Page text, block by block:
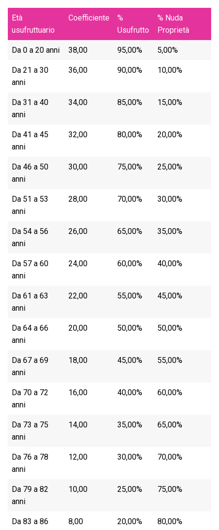
Età
usufruttuario
Coefficiente
%
Usufrutto
% Nuda
Proprietà
Da 0 a 20 anni 38,00 95,00% 5,00%
Da 21 a 30
anni
36,00 90,00% 10,00%
Da 31 a 40
anni
34,00 85,00% 15,00%
Da 41 a 45
anni
32,00 80,00% 20,00%
Da 46 a 50
anni
30,00 75,00% 25,00%
Da 51 a 53
anni
28,00 70,00% 30,00%
Da 54 a 56
anni
26,00 65,00% 35,00%
Da 57 a 60
anni
24,00 60,00% 40,00%
Da 61 a 63
anni
22,00 55,00% 45,00%
Da 64 a 66
anni
20,00 50,00% 50,00%
Da 67 a 69
anni
18,00 45,00% 55,00%
Da 70 a 72
anni
16,00 40,00% 60,00%
Da 73 a 75
anni
14,00 35,00% 65,00%
Da 76 a 78
anni
12,00 30,00% 70,00%
Da 79 a 82
anni
10,00 25,00% 75,00%
Da 83 a 86
8,00 20,00% 80,00%